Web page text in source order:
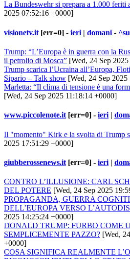
La Bundeswehr si prepara a 1.000 feriti
2025 07:52:16 +0000]
visionetv.it [err=0] - ieri | domani -
Trump: “L’Europa è in guerra con la
il petrolio di Mosca” [Wed, 24 Sep
Trump scarica l’Ucraina all’Europa,
Sipario – Talk show [Wed, 24 Sep
Marletta: “Il clima di tensione è una
[Wed, 24 Sep 2025 11:18:14 +0000]
www.piccolenote.it [err=0] - ieri |
Il "momento" Kirk e la svolta di Trump
2025 17:51:29 +0000]
giubberossenews.it [err=0] - ieri |
CONTRO L’ILLUSIONE: CARL
DEL POTERE [Wed, 24 Sep 2025
PROPAGANDA, GUERRA
DELL’EUROPA VERSO
2025 14:25:24 +0000]
DONALD TRUMP: FURBO COME
SEMPLICEMENTE PAZZO? [Wed,
+0000]
COSA SIGNIFICA REALMENTE